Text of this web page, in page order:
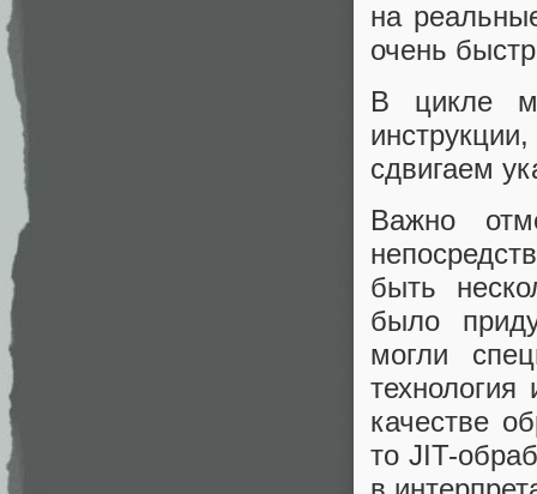
на
очень
В цикле
сдвигаем
Важно
быть
было
могли
технология
качестве
то JIT-